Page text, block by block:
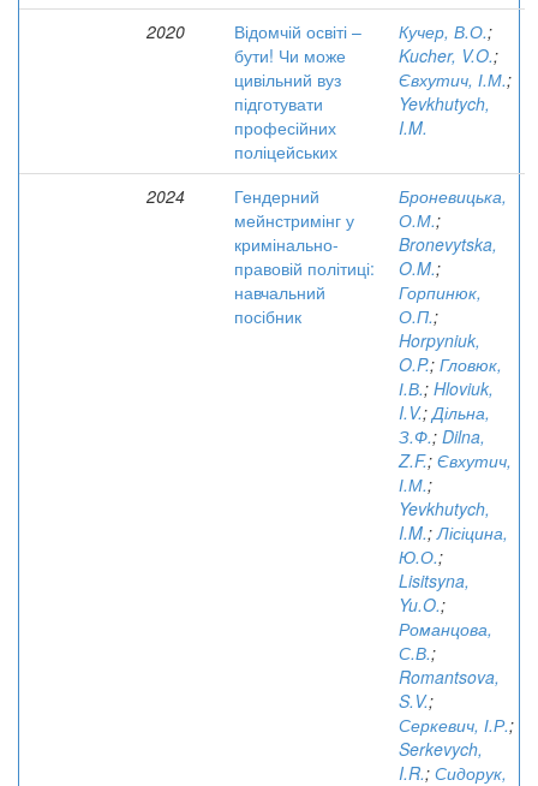
2020
Відомчій освіті –
бути! Чи може
цивільний вуз
підготувати
професійних
поліцейських
Кучер, В.О.;
Kucher, V.O.;
Євхутич, І.М.;
Yevkhutych,
I.M.
2024
Гендерний
мейнстримінг у
кримінально-
правовій політиці:
навчальний
посібник
Броневицька,
О.М.;
Bronevytska,
O.M.;
Горпинюк,
О.П.;
Horpyniuk,
O.P.; Гловюк,
І.В.; Hloviuk,
I.V.;Дільна,
З.Ф.; Dilna,
Z.F.; Євхутич,
І.М.;
Yevkhutych,
I.M.;Лісіцина,
Ю.О.;
Lisitsyna,
Yu.O.;
Романцова,
С.В.;
Romantsova,
S.V.;
Серкевич, І.Р.;
Serkevych,
I.R.; Сидорук,